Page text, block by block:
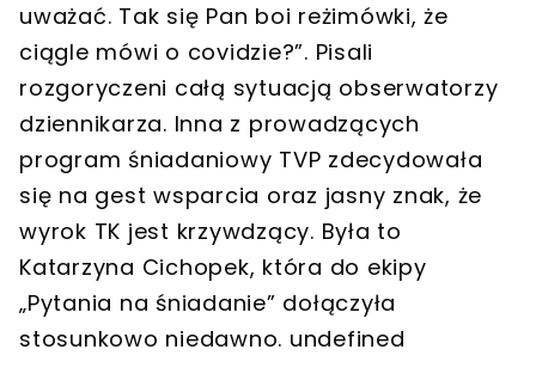
uważać. Tak się Pan boi reżimówki, że
ciągle mówi o covidzie?”. Pisali
rozgoryczeni całą sytuacją obserwatorzy
dziennikarza. Inna z prowadzących
program śniadaniowy TVP zdecydowała
się na gest wsparcia oraz jasny znak, że
wyrok TK jest krzywdzący. Była to
Katarzyna Cichopek, która do ekipy
„Pytania na śniadanie” dołączyła
stosunkowo niedawno. undefined